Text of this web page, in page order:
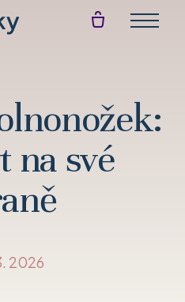
Menu
na své
2026